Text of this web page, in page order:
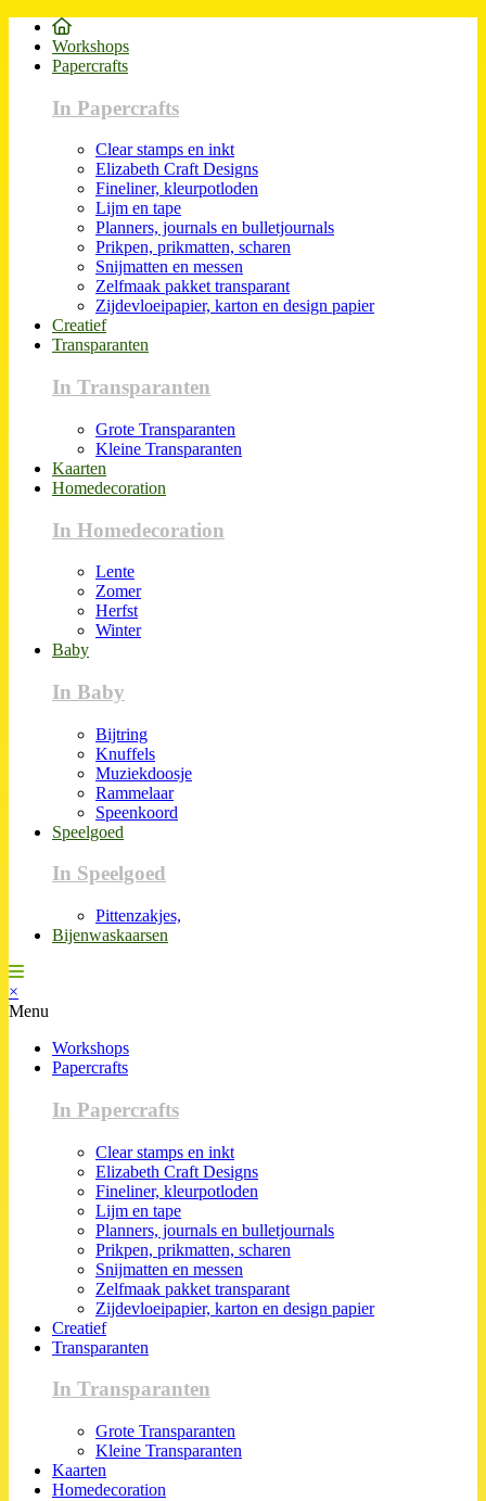
Workshops
Papercrafts
In Papercrafts
Clear stamps en inkt
Elizabeth Craft Designs
Fineliner, kleurpotloden
Lijm en tape
Planners, journals en bulletjournals
Prikpen, prikmatten, scharen
Snijmatten en messen
Zelfmaak pakket transparant
Zijdevloeipapier, karton en design papier
Creatief
Transparanten
In Transparanten
Grote Transparanten
Kleine Transparanten
Kaarten
Homedecoration
In Homedecoration
Lente
Zomer
Herfst
Winter
Baby
In Baby
Bijtring
Knuffels
Muziekdoosje
Rammelaar
Speenkoord
Speelgoed
In Speelgoed
Pittenzakjes,
Bijenwaskaarsen
×
Menu
Workshops
Papercrafts
In Papercrafts
Clear stamps en inkt
Elizabeth Craft Designs
Fineliner, kleurpotloden
Lijm en tape
Planners, journals en bulletjournals
Prikpen, prikmatten, scharen
Snijmatten en messen
Zelfmaak pakket transparant
Zijdevloeipapier, karton en design papier
Creatief
Transparanten
In Transparanten
Grote Transparanten
Kleine Transparanten
Kaarten
Homedecoration